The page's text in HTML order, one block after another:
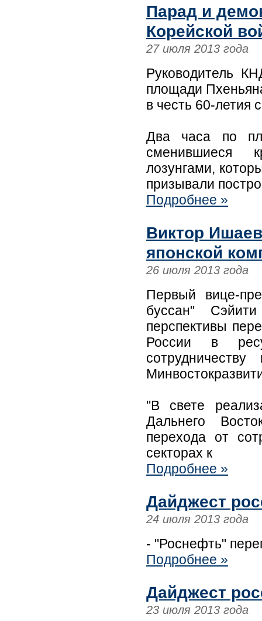
Парад и
Корейской
27 июля 2013 года
Руководитель
площади
в честь 60-летия
Два часа по
сменившиеся
лозунгами,
призывали
Подробнее »
Виктор
японской
26 июля 2013 года
Первый вице-
буссан"
перспективы
России в
"В свете
Дальнего
перехода от
секторах к
Подробнее »
Дайджест
24 июля 2013 года
- "Роснефть"
Подробнее »
Дайджест
23 июля 2013 года